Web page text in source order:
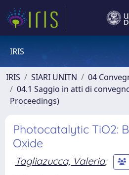
IRIS
IRIS SIARI UNITN
04
04.1 Saggio in atti di
Proceedings)
Photocatalytic TiO2:
Oxide
Tagliazucca, Valeria;